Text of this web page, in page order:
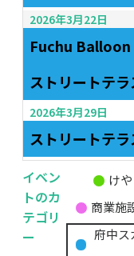
2026年3月22日
Fuchu
ストリートテラ
2026年3月29日
ストリートテラ
イベン
トのカ
テゴリ
ー
題
の
カ
け
商業施
府中ス